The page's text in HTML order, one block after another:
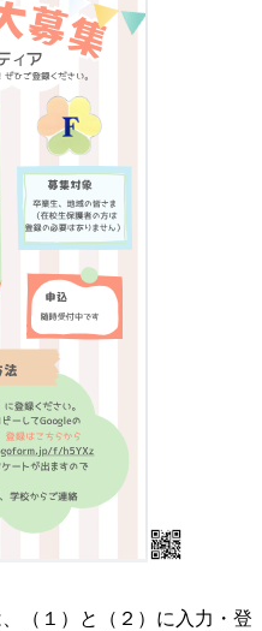
法
（１）と（２）に入力・登